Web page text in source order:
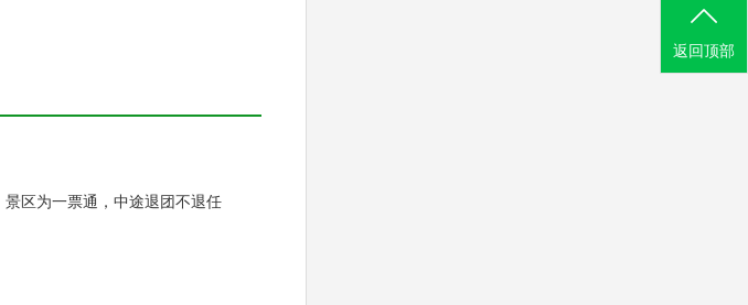
景区为一票通，中途退团不退任
返回顶部